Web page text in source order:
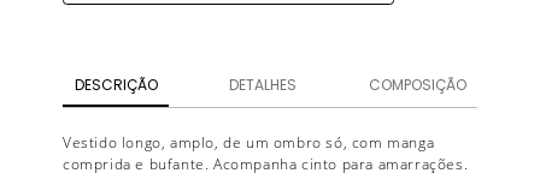
DESCRIÇÃO DETALHES COMPOSIÇÃO
Vestido longo, amplo, de um ombro só, com manga
comprida e bufante. Acompanha cinto para amarrações.